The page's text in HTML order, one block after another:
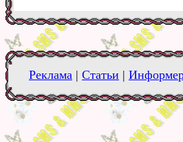
Реклама | Статьи |